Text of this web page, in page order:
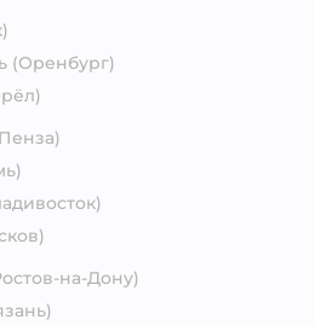
(Оренбург)
на-Дону)